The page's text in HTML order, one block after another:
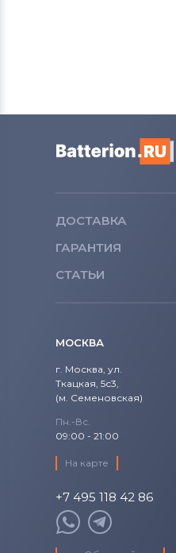
Вентиляторы
Вентиляторы
Вентиляторы
Вентиляторы
Вентиляторы
Вентиляторы
Вентиляторы
Вентиляторы
Вентиляторы
Вентиляторы
ДОСТАВКА
ГАРАНТИЯ
СТАТЬИ
МОСКВА
г. Москва, ул.
Ткацкая, 5с3,
(м. Семеновская)
Пн.-Вс.
09:00 - 21:00
На карте
+7 495 118 42 86